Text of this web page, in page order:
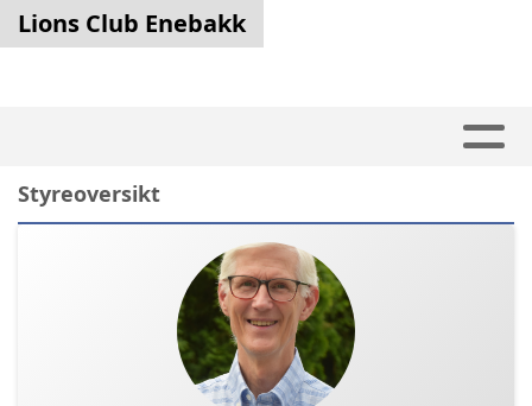
Lions Club Enebakk
Styreoversikt